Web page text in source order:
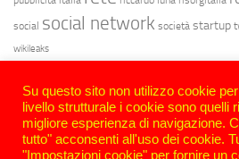
social social network società startup
wikileaks
Su questo sito non utilizzo cookie
livello strutturale i cookie sono quelli
migliore esperienza di navigazione.
tutto" acconsenti all'uso dei cookie.
"Impostazioni cookie" per fornire un